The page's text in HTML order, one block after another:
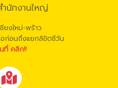
ำนักงานใหญ่
ยงใหม่-พร้าว
อก่อนถึงแยกลิขิตชีวัน
ที่ คลิก!!